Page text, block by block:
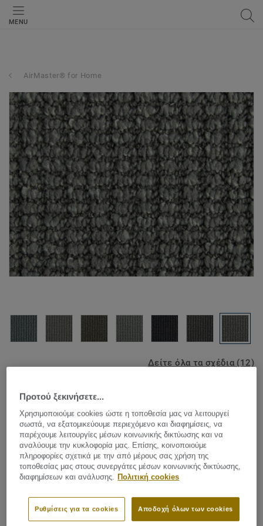
MENU
AirMaster® for Home
Δείτε όλα τα σχέδια (12)
Carpet Rolls|Custom Made Rugs
AirMaster® for Home -
Airmaster 4 Home B730 9535
To improve the air quality in your home, there is DESSO
particles better than other floors. Swirling dust caused by
children playing or doors swinging open is strongly
Προτού ξεκινήσετε...
Χρησιμοποιούμε cookies ώστε η τοποθεσία μας να λειτουργεί
σωστά, να εξατομικεύουμε περιεχόμενο και διαφημίσεις, να
παρέχουμε λειτουργίες μέσων κοινωνικής δικτύωσης και να
αναλύουμε την κυκλοφορία μας. Επίσης, κοινοποιούμε
πληροφορίες σχετικά με την από μέρους σας χρήση της
τοποθεσίας μας στους συνεργάτες μέσων κοινωνικής δικτύωσης,
διαφημίσεων και ανάλυσης.
Πολιτική cookies
Αποδοχή όλων των cookies
Ρυθμίσεις για τα cookies